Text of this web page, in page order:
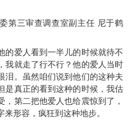
第三审查调查室副主任 尼于鹤
的爱人看到一半儿的时候就待不
我就走了行不行？他的爱人当时
泪。虽然咱们说到他们的这种夫
是真正的看到这种的时候，我估
第二把他爱人也给震惊到了，
形容，疯狂到这种地步。